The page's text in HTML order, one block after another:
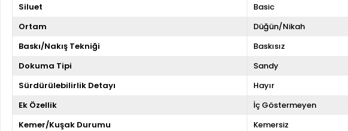
Siluet
Basic
Ortam
Düğün/Nikah
Baskı/Nakış Tekniği
Baskısız
Dokuma Tipi
Sandy
Sürdürülebilirlik Detayı
Hayır
Ek Özellik
İç Göstermeyen
Kemer/Kuşak Durumu
Kemersiz